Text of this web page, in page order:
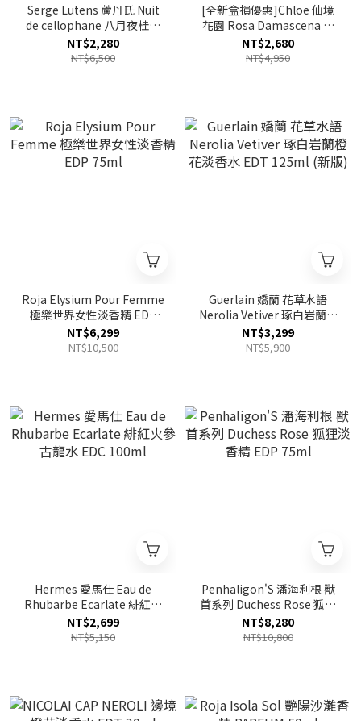
Serge Lutens 蘆丹氏 Nuit
de cellophane 八月夜桂花
(玻璃紙之夜) 淡香精50ml
NT$2,280
NT$6,500
[全新盒損優惠]Chloe 仙境
花園 Rosa Damascena 大
馬士革玫瑰淡香精 EDP
50ml
NT$2,680
NT$4,950
Roja Elysium Pour Femme
極樂世界女性淡香精 EDP
75ml
NT$6,299
NT$10,500
Guerlain 嬌蘭 花草水語
Nerolia Vetiver 琢白岩蘭橙
花淡香水 EDT 125ml (新版)
NT$3,299
NT$5,900
Hermes 愛馬仕 Eau de
Rhubarbe Ecarlate 緋紅火
參古龍水 EDC 100ml
NT$2,699
NT$5,150
Penhaligon'S 潘海利根 獸
首系列 Duchess Rose 狐狸
淡香精 EDP 75ml
NT$8,280
NT$10,800